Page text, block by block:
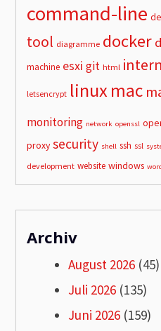
command-line
tool diagramme docker
machine esxi git html
letsencrypt linuxmac
monitoring network openssl
proxy security shell ssh ssl
development website windows
Archiv
August 2026 (45)
Juli 2026 (135)
Juni 2026 (159)